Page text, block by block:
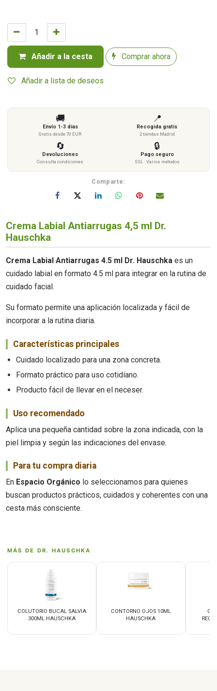
Añadir a la cesta Comprar ahora
Añadir a lista de deseos
🚚
Envío 1-3 días
Gratis desde 70 EUR
📍
Recogida gratis
2 tiendas Madrid
🔄
Devoluciones
Consulta condiciones
🔒
Pago seguro
SSL · Varios métodos
Comparte:
Crema Labial Antiarrugas 4,5 ml Dr.
Hauschka
Crema Labial Antiarrugas 4.5 ml Dr. Hauschka es un
cuidado labial en formato 4.5 ml para integrar en la rutina de
cuidado facial.
Su formato permite una aplicación localizada y fácil de
incorporar a la rutina diaria.
Características principales
Cuidado localizado para una zona concreta.
Formato práctico para uso cotidíano.
Producto fácil de llevar en el neceser.
Uso recomendado
Aplica una pequeña cantidad sobre la zona indicada, con la
piel limpia y según las indicaciones del envase.
Para tu compra diaria
En Espacio Orgánico lo seleccionamos para quienes
buscan productos prácticos, cuidados y coherentes con una
cesta más consciente.
MÁS DE DR. HAUSCHKA
COLUTORIO BUCAL SALVIA
300ML HAUSCHKA
CONTORNO OJOS 10ML
HAUSCHKA